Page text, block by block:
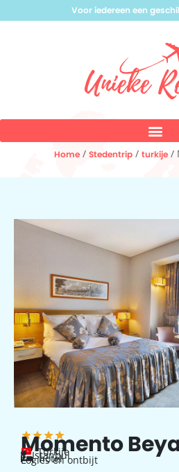
Voor iedereen een
Home/ Stedentrip/ turkije/
Momento
Turkije
Istanbul
hotel
Logies en ontbijt